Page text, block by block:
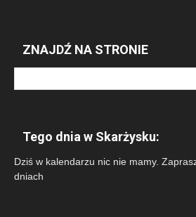
ZNAJDŹ NA STRONIE
Tego dnia w Skarżysku:
Dziś w kalendarzu nic nie mamy.
dniach